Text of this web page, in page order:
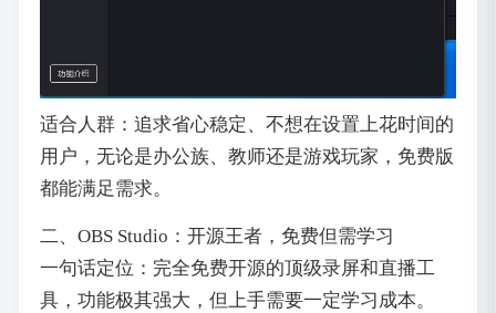
适合人群：追求省心稳定、不想在设置上花时间的
用户，无论是办公族、教师还是游戏玩家，免费版
都能满足需求。
二、OBS Studio：开源王者，免费但需学习
一句话定位：完全免费开源的顶级录屏和直播工
具，功能极其强大，但上手需要一定学习成本。